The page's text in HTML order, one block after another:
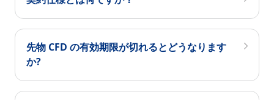
先物 CFD の有効期限が切れるとどうなります
か?